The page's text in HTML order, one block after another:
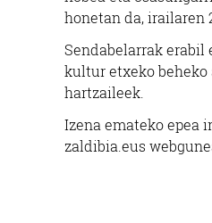
honetan da, irailaren
Sendabelarrak erabil
kultur etxeko beheko
hartzaileek.
Izena emateko epea
zaldibia.eus